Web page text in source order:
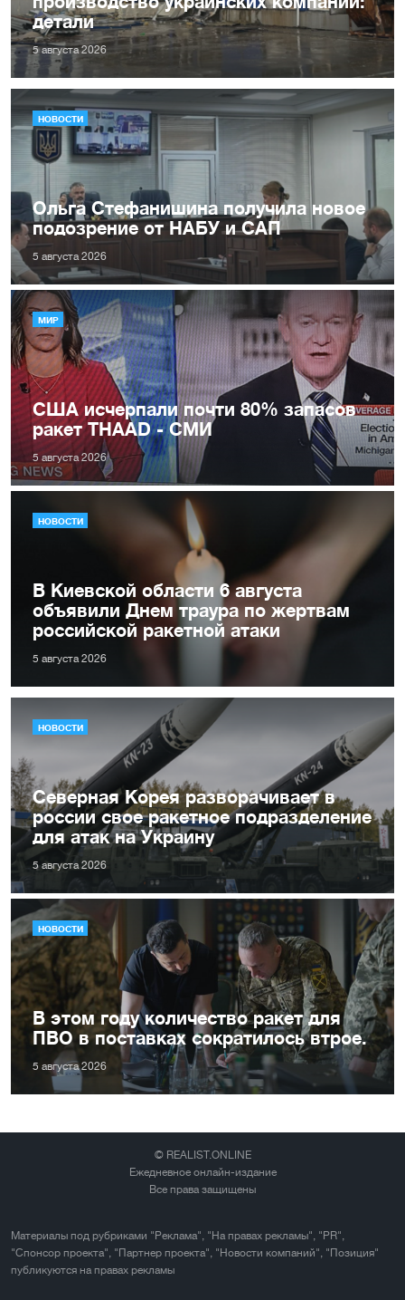
детали
5 августа 2026
НОВОСТИ
Ольга Стефанишина получила новое
подозрение от НАБУ и САП
5 августа 2026
МИР
США исчерпали почти 80% запасов
ракет THAAD - СМИ
5 августа 2026
НОВОСТИ
В Киевской области 6 августа
объявили Днем траура по жертвам
российской ракетной атаки
5 августа 2026
НОВОСТИ
Северная Корея разворачивает в
россии свое ракетное подразделение
для атак на Украину
5 августа 2026
НОВОСТИ
В этом году количество ракет для
ПВО в поставках сократилось втрое.
5 августа 2026
© REALIST.ONLINE
Ежедневное онлайн-издание
Все права защищены
Материалы под рубриками "Реклама", "На правах рекламы", "PR",
"Спонсор проекта", "Партнер проекта", "Новости компаний", "Позиция"
публикуются на правах рекламы